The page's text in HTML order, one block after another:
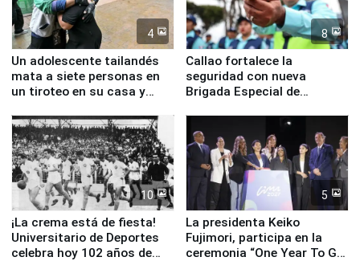
4
Un adolescente tailandés
mata a siete personas en
un tiroteo en su casa y
8
Callao fortalece la
seguridad con nueva
Brigada Especial de
equipamiento para
Serenazgo
10
¡La crema está de fiesta!
Universitario de Deportes
celebra hoy 102 años de
5
La presidenta Keiko
Fujimori, participa en la
ceremonia “One Year To Go